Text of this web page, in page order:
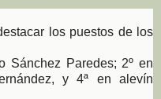
los puestos de los
Sánchez Paredes; 2º en
y 4ª en alevín